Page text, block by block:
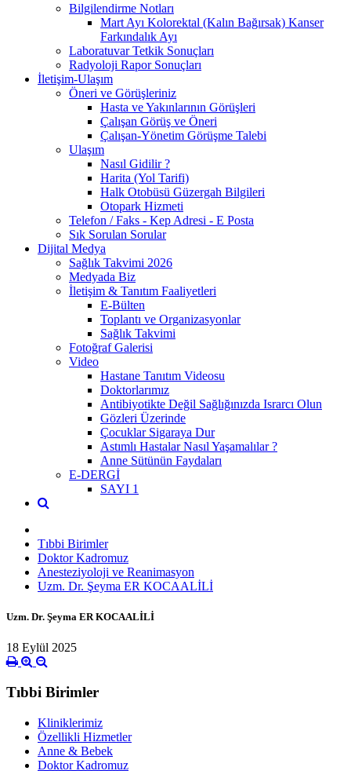
Bilgilendirme Notları
Mart Ayı Kolorektal (Kalın Bağırsak) Kanser
Farkındalık Ayı
Laboratuvar Tetkik Sonuçları
Radyoloji Rapor Sonuçları
İletişim-Ulaşım
Öneri ve Görüşleriniz
Hasta ve Yakınlarının Görüşleri
Çalışan Görüş ve Öneri
Çalışan-Yönetim Görüşme Talebi
Ulaşım
Nasıl Gidilir ?
Harita (Yol Tarifi)
Halk Otobüsü Güzergah Bilgileri
Otopark Hizmeti
Telefon / Faks - Kep Adresi - E Posta
Sık Sorulan Sorular
Dijital Medya
Sağlık Takvimi 2026
Medyada Biz
İletişim & Tanıtım Faaliyetleri
E-Bülten
Toplantı ve Organizasyonlar
Sağlık Takvimi
Fotoğraf Galerisi
Video
Hastane Tanıtım Videosu
Doktorlarımız
Antibiyotikte Değil Sağlığınızda Israrcı Olun
Gözleri Üzerinde
Çocuklar Sigaraya Dur
Astımlı Hastalar Nasıl Yaşamalılar ?
Anne Sütünün Faydaları
E-DERGİ
SAYI 1
Tıbbi Birimler
Doktor Kadromuz
Anesteziyoloji ve Reanimasyon
Uzm. Dr. Şeyma ER KOCAALİLİ
Uzm. Dr. Şeyma ER KOCAALİLİ
18 Eylül 2025
Tıbbi Birimler
Kliniklerimiz
Özellikli Hizmetler
Anne & Bebek
Doktor Kadromuz